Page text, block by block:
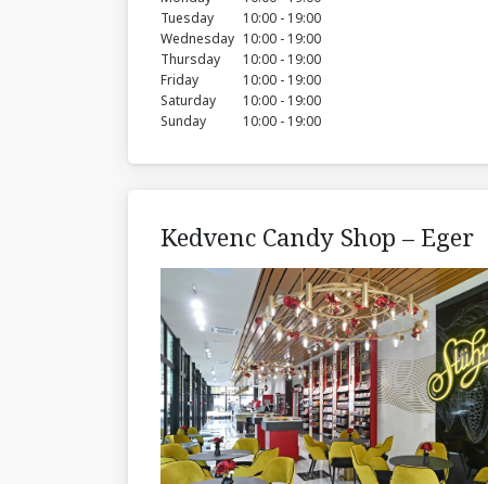
Tuesday
10:00 - 19:00
Wednesday 10:00 - 19:00
Thursday
10:00 - 19:00
Friday
10:00 - 19:00
Saturday
10:00 - 19:00
Sunday
10:00 - 19:00
Kedvenc Candy Shop – Eger